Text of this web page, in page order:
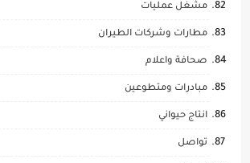
مشغل عمليات
مطارات وشركات الطيران
صحافة واعلام
مبادرات ومتطوعين
انتاج حيواني
تواصل